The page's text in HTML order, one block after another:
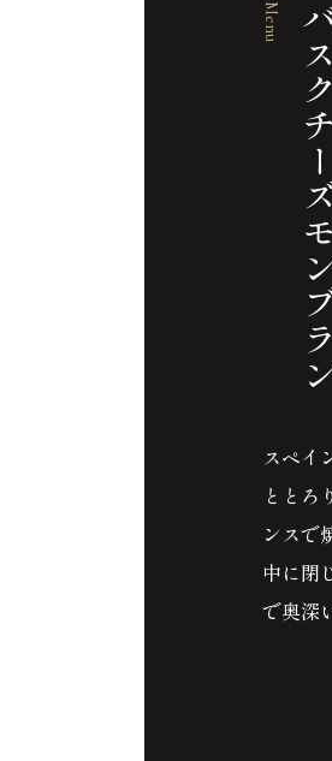
Menu バスクチ
スペイ
ととろ
ンスで
中に閉
で奥深